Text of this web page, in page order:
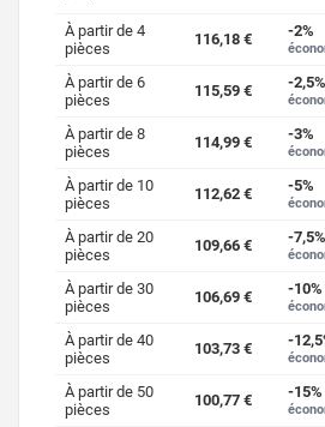
À partir de 4
pièces
116,18 € -2%
À partir de 6
pièces
115,59 € -2,5%
À partir de 8
pièces
114,99 € -3%
À partir de 10
pièces
112,62 € -5%
À partir de 20
pièces
109,66 € -7,5%
À partir de 30
pièces
106,69 € -10%
À partir de 40
pièces
103,73 € -
À partir de 50
pièces
100,77 € -15%